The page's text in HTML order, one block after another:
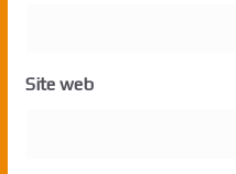
Site web